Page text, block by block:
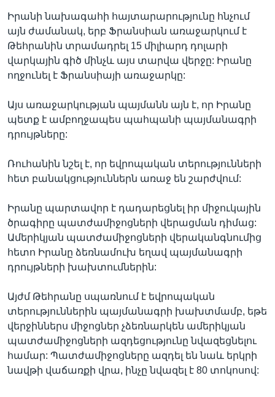
Իրանի նախագահի հայտարարությունը հնչում
այն ժամանակ, երբ Ֆրանսիան առաջարկում է
Թեհրանին տրամադրել 15 միլիարդ դոլարի
վարկային գիծ մինչև այս տարվա վերջը: Իրանը
ողջունել է Ֆրանսիայի առաջարկը:
Այս առաջարկության պայմանն այն է, որ Իրանը
պետք է ամբողջապես պահպանի պայմանագրի
դրույթները:
Ռուհանին նշել է, որ եվրոպական տերությունների
հետ բանակցություններն առաջ են շարժվում:
Իրանը պարտավոր է դադարեցնել իր միջուկային
ծրագիրը պատժամիջոցների վերացման դիմաց:
Ամերիկյան պատժամիջոցների վերականգնումից
հետո Իրանը ձեռնամուխ եղավ պայմանագրի
դրույթների խախտումներին:
Այժմ Թեհրանը սպառնում է եվրոպական
տերություններին պայմանագրի խախտմամբ, եթե
վերջիններս միջոցներ չձեռնարկեն ամերիկյան
պատժամիջոցների ազդեցությունը նվազեցնելու
համար: Պատժամիջոցները ազդել են նաև երկրի
նավթի վաճառքի վրա, ինչը նվազել է 80 տոկոսով: